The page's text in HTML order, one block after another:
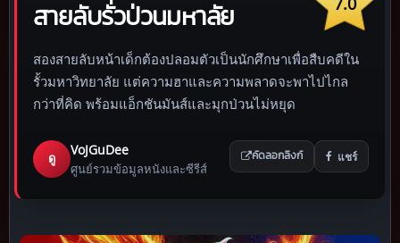
สายลับรั่วป่วนมหาลัย
สองสายลับหน้าเด็กต้องปลอมตัวเป็นนักศึกษาเพื่อสืบคดีใน
รั้วมหาวิทยาลัย แต่ความฮาและความพลาดจะพาไปไกล
กว่าที่คิด พร้อมแอ็กชันมันส์และมุกป่วนไม่หยุด
ดู
VoJGuDee
ศูนย์รวมข้อมูลหนังและซีรีส์
คัดลอกลิงก์ แชร์